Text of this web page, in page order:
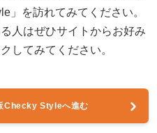
」を訪れてみてください。
人はぜひサイトからお好み
してみてください。
Checky Styleへ進む